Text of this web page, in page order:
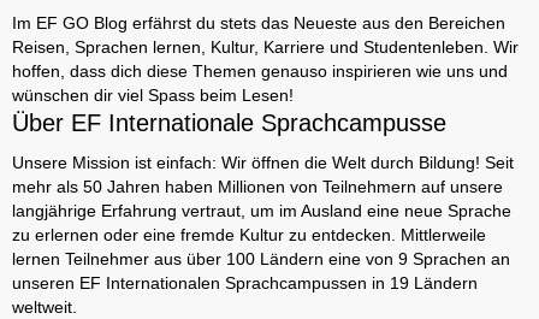
Im EF GO Blog erfährst du stets das Neueste aus den Bereichen
Reisen, Sprachen lernen, Kultur, Karriere und Studentenleben. Wir
hoffen, dass dich diese Themen genauso inspirieren wie uns und
wünschen dir viel Spass beim Lesen!
Über EF Internationale Sprachcampusse
Unsere Mission ist einfach: Wir öffnen die Welt durch Bildung! Seit
mehr als 50 Jahren haben Millionen von Teilnehmern auf unsere
langjährige Erfahrung vertraut, um im Ausland eine neue Sprache
zu erlernen oder eine fremde Kultur zu entdecken. Mittlerweile
lernen Teilnehmer aus über 100 Ländern eine von 9 Sprachen an
unseren EF Internationalen Sprachcampussen in 19 Ländern
weltweit.